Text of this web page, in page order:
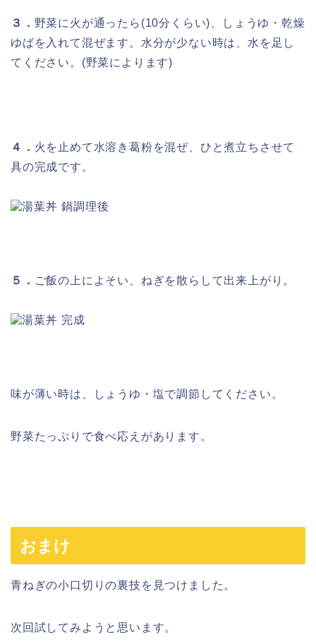
３． 野菜に火が通ったら(10分くらい)、しょうゆ・乾燥
ゆばを入れて混ぜます。水分が少ない時は、水を足し
てください。(野菜によります)
４． 火を止めて水溶き葛粉を混ぜ、ひと煮立ちさせて
具の完成です。
５． ご飯の上によそい、ねぎを散らして出来上がり。
味が薄い時は、しょうゆ・塩で調節してください。
野菜たっぷりで食べ応えがあります。
おまけ
青ねぎの小口切りの裏技を見つけました。
次回試してみようと思います。